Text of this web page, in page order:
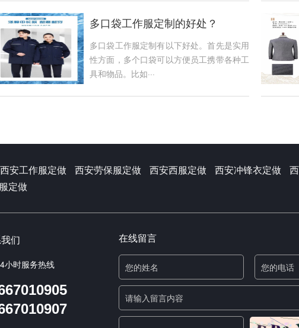
多口袋工作服定制的好处？
多口袋工作服定制有以下好处。首先是实用
性方面，多个口袋可以方便员工携带各种工
具和物品。比如···
西安工作服定做 西安劳保服定做 西安西服定做 西安冲锋衣定做
定做
们
小时服务热线
在线留言